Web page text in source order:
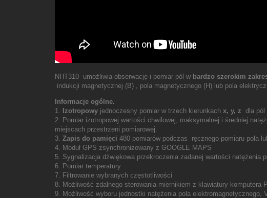
NHT310 umożliwia obserwację i pomiar pól w bardzo szerokim
indukcji magnetycznej (B) , pola magnetycznego (H) lub pola
Informacje ogólne.
1. Izotropowy jednoczesny pomiar w trzech kierunkach x, y, z dla
2. Pomiar izotropowej wartości chwilowej, maksymalnej i średniej
miejscach przestrzeni pomiarowej.
3. Zapis do pamięci 480 pomiarów podczas ręcznego pomiaru pola
4. Moduł GPS zsynchronizowany z GOOGLE MAPS
5. Sygnalizacja dźwiękowa przekroczenia zadanej wartości natężenia
6. Pomiar temperatury
7. Filtrowanie wybranych częstotliwości
8. Możliwość zdalnego sterowania miernikiem z klawiatury komputera
9. Możliwość wyboru jednostki natężenia pola elektromagnetycznego,